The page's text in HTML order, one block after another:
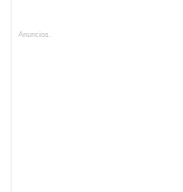
Anuncios.